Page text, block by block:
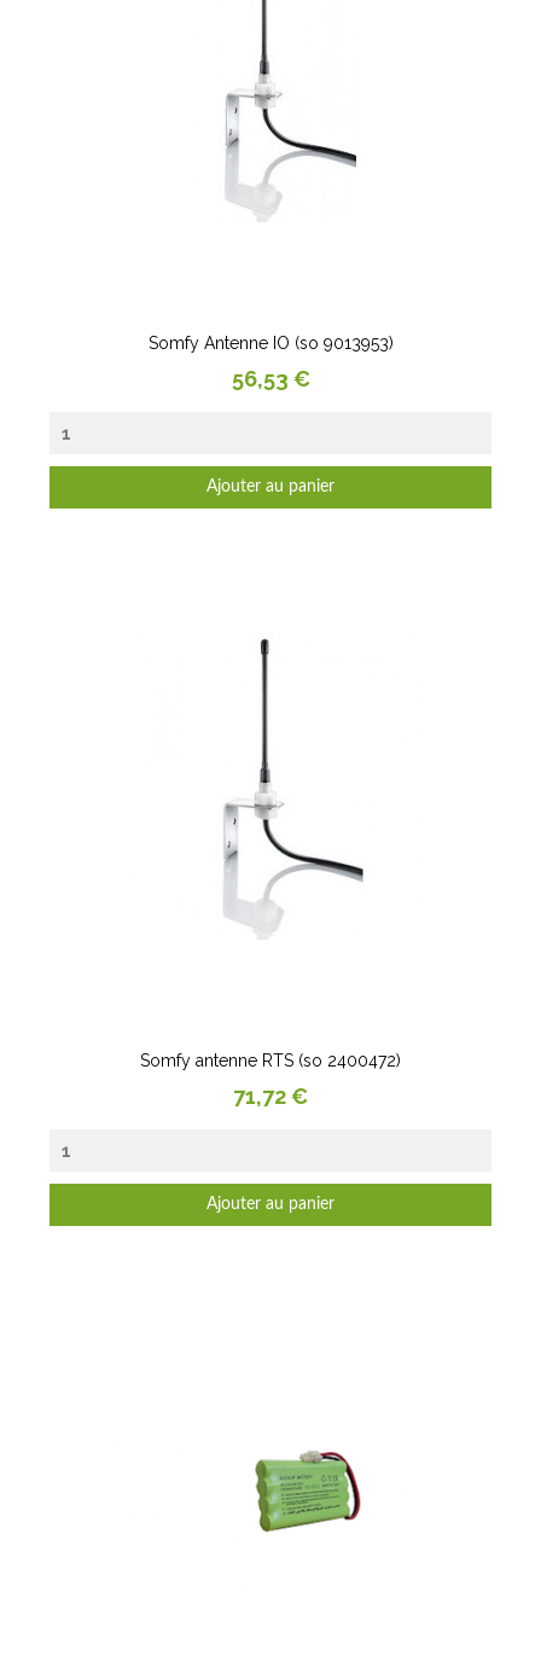
Somfy Antenne IO (so 9013953)
Prix
56,53 €
Ajouter au panier
Somfy antenne RTS (so 2400472)
Prix
71,72 €
Ajouter au panier